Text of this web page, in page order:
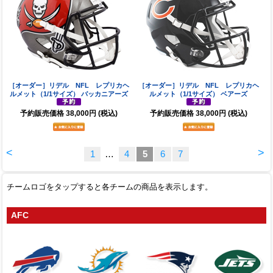
［オーダー］リデル NFL レプリカヘ
ルメット（1/1サイズ） バッカニアーズ
予約販売価格 38,000円 (税込)
［オーダー］リデル NFL レプリカヘ
ルメット（1/1サイズ） ベアーズ
予約販売価格 38,000円 (税込)
< >
1 … 4 5 6 7
チームロゴをタップすると各チームの商品を表示します。
AFC